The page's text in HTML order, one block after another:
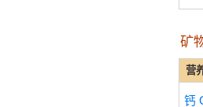
矿
营
钙